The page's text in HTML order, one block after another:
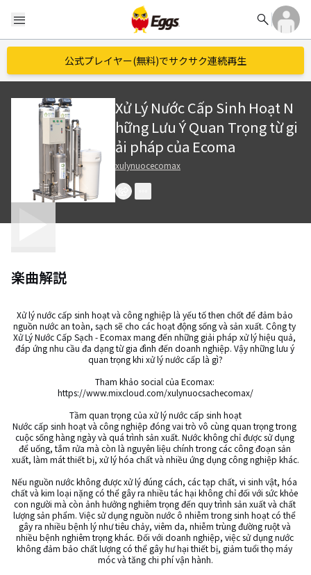
menu search
公式プレイヤー(無料)でサクサク連続再生
Xử Lý Nước Cấp Sinh Hoạt N
hững Lưu Ý Quan Trọng từ gi
ải pháp của Ecoma
xulynuocecomax
楽曲解説
Xử lý nước cấp sinh hoạt và công nghiệp là yếu tố then chốt để đảm bảo
nguồn nước an toàn, sạch sẽ cho các hoạt động sống và sản xuất. Công ty
Xử Lý Nước Cấp Sạch - Ecomax mang đến những giải pháp xử lý hiệu quả,
đáp ứng nhu cầu đa dạng từ gia đình đến doanh nghiệp. Vậy những lưu ý
quan trọng khi xử lý nước cấp là gì?
Tham khảo social của Ecomax:
https://www.mixcloud.com/xulynuocsachecomax/
Tầm quan trọng của xử lý nước cấp sinh hoạt
Nước cấp sinh hoạt và công nghiệp đóng vai trò vô cùng quan trọng trong
cuộc sống hàng ngày và quá trình sản xuất. Nước không chỉ được sử dụng
để uống, tắm rửa mà còn là nguyên liệu chính trong các công đoạn sản
xuất, làm mát thiết bị, xử lý hóa chất và nhiều ứng dụng công nghiệp khác.
Nếu nguồn nước không được xử lý đúng cách, các tạp chất, vi sinh vật, hóa
chất và kim loại nặng có thể gây ra nhiều tác hại không chỉ đối với sức khỏe
con người mà còn ảnh hưởng nghiêm trọng đến quy trình sản xuất và chất
lượng sản phẩm. Việc sử dụng nguồn nước ô nhiễm trong sinh hoạt có thể
gây ra nhiều bệnh lý như tiêu chảy, viêm da, nhiễm trùng đường ruột và
nhiều bệnh nghiêm trọng khác. Đối với doanh nghiệp, việc sử dụng nước
không đảm bảo chất lượng có thể gây hư hại thiết bị, giảm tuổi thọ máy
móc và tăng chi phí vận hành.